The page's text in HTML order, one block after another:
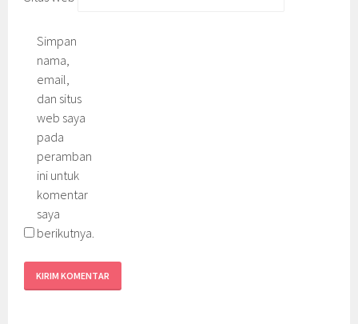
Simpan
nama,
email,
dan situs
web saya
pada
peramban
ini untuk
komentar
saya
berikutnya.